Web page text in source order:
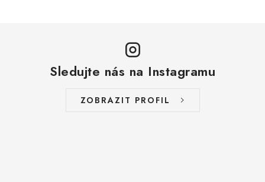
Sledujte nás na Instagramu
ZOBRAZIT PROFIL